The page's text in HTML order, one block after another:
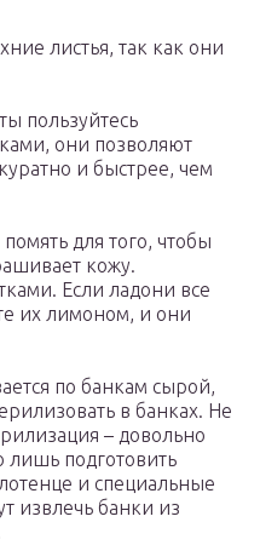
листья, так как они
пользуйтесь
они позволяют
и быстрее, чем
помять для того, чтобы
кожу.
Если ладони все
их лимоном, и они
по банкам сырой,
в банках. Не
– довольно
лишь подготовить
и специальные
извлечь банки из